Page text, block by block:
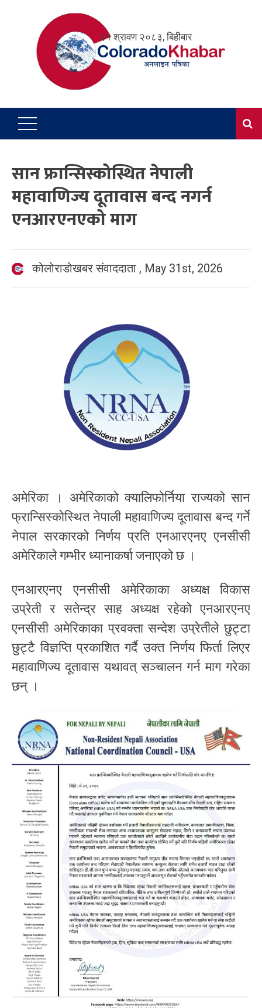
२१ श्रावण २०८३, बिहीबार
सान फ्रान्सिस्कोस्थित नेपाली
महावाणिज्य दूतावास बन्द नगर्न
एनआरएनएको माग
कोलोराडोखबर संवाददाता , May 31st, 2026
अमेरिका । अमेरिकाको क्यालिफोर्निया राज्यको सान
फ्रान्सिस्कोस्थित नेपाली महावाणिज्य दूतावास बन्द गर्ने
नेपाल सरकारको निर्णय प्रति एनआरएनए एनसीसी
अमेरिकाले गम्भीर ध्यानाकर्षा जनाएको छ ।
एनआरएनए एनसीसी अमेरिकाका अध्यक्ष विकास
उप्रेती र सतेन्द्र साह अध्यक्ष रहेको एनआरएनए
एनसीसी अमेरिकाका प्रवक्ता सन्देश उप्रेतीले छुट्टा
छुट्टै विज्ञप्ति प्रकाशित गर्दै उक्त निर्णय फिर्ता लिएर
महावाणिज्य दूतावास यथावत् सञ्चालन गर्न माग गरेका
छन् ।